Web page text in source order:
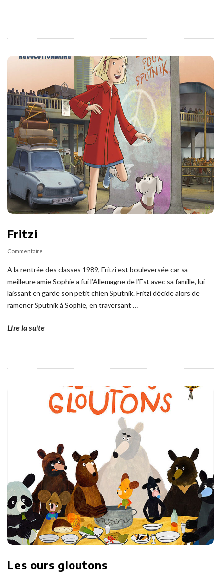
Fritzi
Commentaire
A la rentrée des classes 1989, Fritzi est bouleversée car sa
meilleure amie Sophie a fui l’Allemagne de l’Est avec sa famille, lui
laissant en garde son petit chien Sputnik. Fritzi décide alors de
ramener Sputnik à Sophie, en traversant…
Lire la suite
Les ours gloutons